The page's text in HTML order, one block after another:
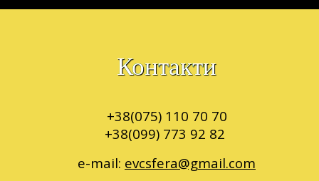
Контакти
+38(075) 110 70 70
+38(099) 773 92 82
e-mail: evcsfera@gmail.com